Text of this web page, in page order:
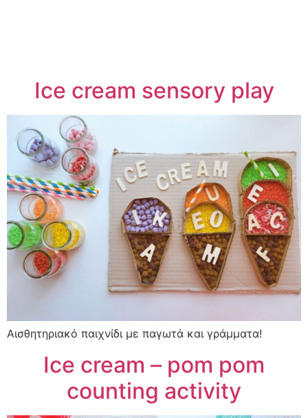
Ice cream sensory play
Αισθητηριακό παιχνίδι με παγωτά και γράμματα!
Ice cream – pom pom
counting activity